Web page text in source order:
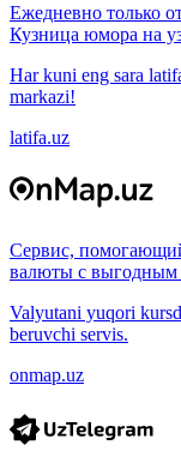
Ежедневно только
Кузница юмора на
Har kuni eng sara
markazi!
latifa.uz
Сервис,
валюты с выгодным
Valyutani yuqori
beruvchi servis.
onmap.uz